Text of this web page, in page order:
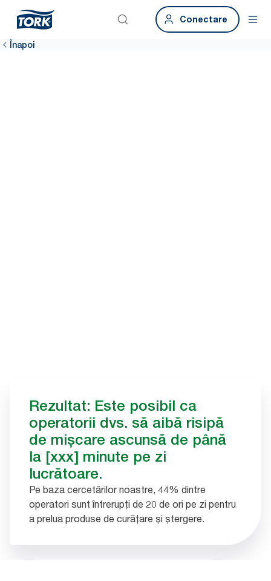
Conectare
Înapoi
Rezultat: Este posibil ca
operatorii dvs. să aibă risipă
de mișcare ascunsă de până
la [xxx] minute pe zi
lucrătoare.
Pe baza cercetărilor noastre, 44% dintre
operatori sunt întrerupți de 20 de ori pe zi pentru
a prelua produse de curățare și ștergere.